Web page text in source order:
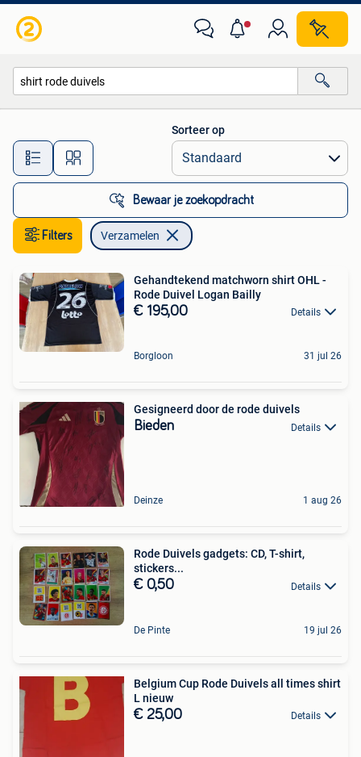
Alle afstanden…
Sorteer op
Bewaar je zoekopdracht
Filters Verzamelen
Gehandtekend matchworn shirt OHL -
Rode Duivel Logan Bailly
€ 195,00 Details
Borgloon 31 jul 26
Gesigneerd door de rode duivels
Bieden Details
Deinze 1 aug 26
Rode Duivels gadgets: CD, T-shirt,
stickers...
€ 0,50 Details
De Pinte 19 jul 26
Belgium Cup Rode Duivels all times shirt
L nieuw
€ 25,00 Details